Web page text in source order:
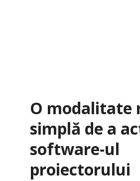
O modalitate
simplă de a
software-ul
proiectorului